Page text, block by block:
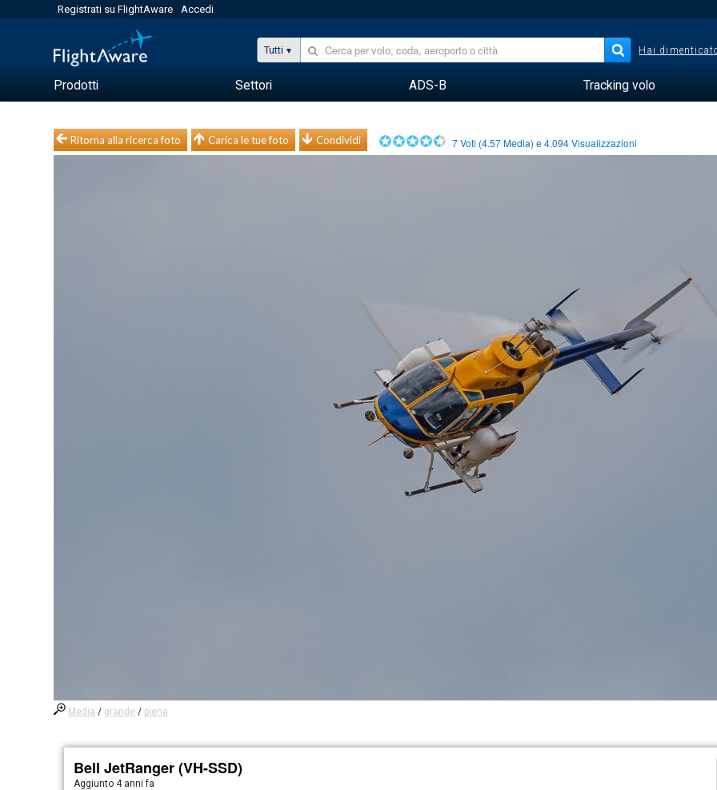
Registrati su FlightAware Accedi
Tutti Hai
Prodotti Settori ADS-B Tracking volo
Ritorna alla ricerca foto Carica le tue foto Condividi 7Voti (4.57Media) e4.094Visualizzazioni
Media / grande / piena
Bell JetRanger (VH-SSD)
Aggiunto 4 anni fa